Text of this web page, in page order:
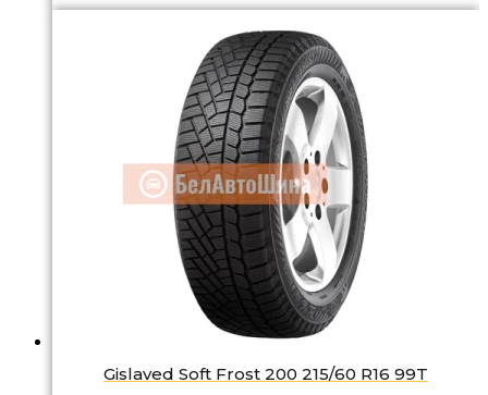
Gislaved Soft Frost 200 215/60 R16 99T